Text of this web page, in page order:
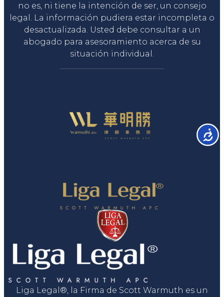
no es, ni tiene la intención de ser, un consejo
legal. La información pudiera estar incompleta o
desactualizada. Usted debe consultar a un
abogado para asesoramiento acerca de su
situación individual.
Liga Legal®, la Firma de Scott Warmuth es un